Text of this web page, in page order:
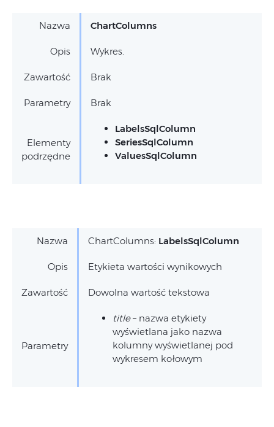
Nazwa ChartColumns
Opis Wykres.
Zawartość Brak
Parametry Brak
Elementy
podrzędne
LabelsSqlColumn
SeriesSqlColumn
ValuesSqlColumn
Nazwa ChartColumns: LabelsSqlColumn
Opis Etykieta wartości wynikowych
Zawartość Dowolna wartość tekstowa
Parametry
title– nazwa etykiety
wyświetlana jako nazwa
kolumny wyświetlanej pod
wykresem kołowym